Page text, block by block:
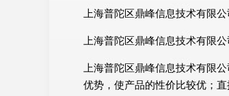
上海普陀区鼎峰信息技术有限
上海普陀区鼎峰信息技术有限
上海普陀区鼎峰信息技术有限
优势，使产品的性价比较优；